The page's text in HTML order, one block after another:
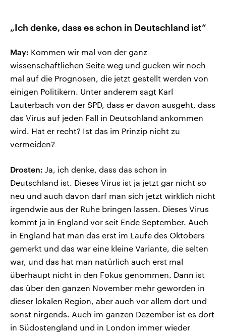
„Ich denke, dass es schon in Deutschland ist“
May: Kommen wir mal von der ganz
wissenschaftlichen Seite weg und gucken wir noch
mal auf die Prognosen, die jetzt gestellt werden von
einigen Politikern. Unter anderem sagt Karl
Lauterbach von der SPD, dass er davon ausgeht, dass
das Virus auf jeden Fall in Deutschland ankommen
wird. Hat er recht? Ist das im Prinzip nicht zu
vermeiden?
Drosten: Ja, ich denke, dass das schon in
Deutschland ist. Dieses Virus ist ja jetzt gar nicht so
neu und auch davon darf man sich jetzt wirklich nicht
irgendwie aus der Ruhe bringen lassen. Dieses Virus
kommt ja in England vor seit Ende September. Auch
in England hat man das erst im Laufe des Oktobers
gemerkt und das war eine kleine Variante, die selten
war, und das hat man natürlich auch erst mal
überhaupt nicht in den Fokus genommen. Dann ist
das über den ganzen November mehr geworden in
dieser lokalen Region, aber auch vor allem dort und
sonst nirgends. Auch im ganzen Dezember ist es dort
in Südostengland und in London immer wieder